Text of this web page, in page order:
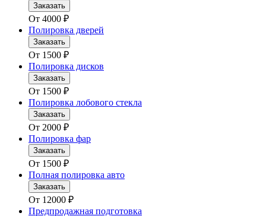
Заказать
От 4000 ₽
Полировка дверей
Заказать
От 1500 ₽
Полировка дисков
Заказать
От 1500 ₽
Полировка лобового стекла
Заказать
От 2000 ₽
Полировка фар
Заказать
От 1500 ₽
Полная полировка авто
Заказать
От 12000 ₽
Предпродажная подготовка